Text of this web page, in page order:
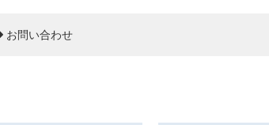
お問い合わせ